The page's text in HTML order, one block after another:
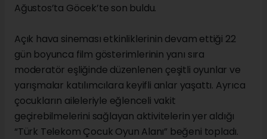
Ağustos’ta Göcek’te son buldu.
Açık hava sineması etkinliklerinin devam ettiği 22
gün boyunca film gösterimlerinin yanı sıra
moderatör eşliğinde düzenlenen çeşitli oyunlar ve
yarışmalar katılımcılara keyifli anlar yaşattı. Ayrıca
çocukların aileleriyle eğlenceli vakit
geçirebilmelerini sağlayan aktivitelerin yer aldığı
“Türk Telekom Çocuk Oyun Alanı” beğeni topladı.